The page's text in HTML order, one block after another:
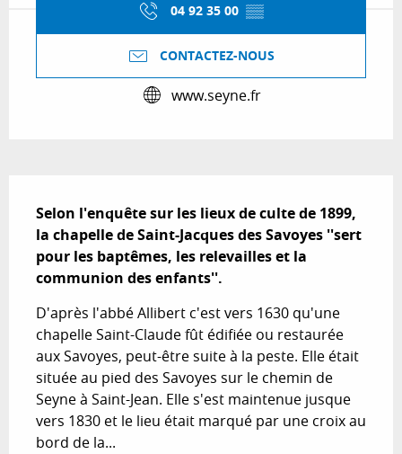
04 92 35 00 ▒▒
CONTACTEZ-NOUS
www.seyne.fr
Selon l'enquête sur les lieux de culte de 1899,
la chapelle de Saint-Jacques des Savoyes ''sert
pour les baptêmes, les relevailles et la
communion des enfants''.
D'après l'abbé Allibert c'est vers 1630 qu'une
chapelle Saint-Claude fût édifiée ou restaurée
aux Savoyes, peut-être suite à la peste. Elle était
située au pied des Savoyes sur le chemin de
Seyne à Saint-Jean. Elle s'est maintenue jusque
vers 1830 et le lieu était marqué par une croix au
bord de la...